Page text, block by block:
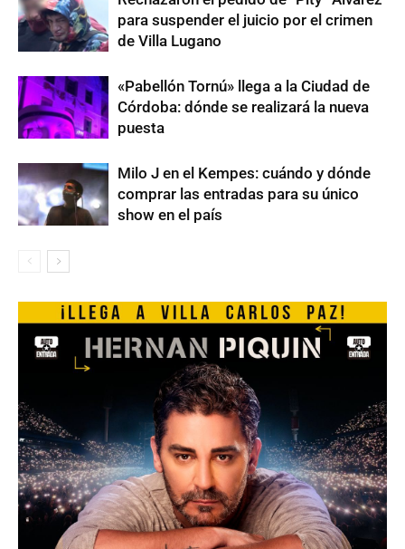
para suspender el juicio por el crimen
de Villa Lugano
«Pabellón Tornú» llega a la Ciudad de
Córdoba: dónde se realizará la nueva
puesta
Milo J en el Kempes: cuándo y dónde
comprar las entradas para su único
show en el país